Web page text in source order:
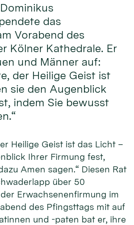
das
Vorabend des
Kölner Kathedrale. Er
und Männer auf:
der Heilige Geist ist
sie den Augenblick
indem Sie bewusst
Heilige Geist ist das Licht –
Ihrer Firmung fest,
Amen sagen.“ Diesen Rat
über 50
Erwachsenenfirmung im
des Pfingsttags mit auf
und -paten bat er, ihre